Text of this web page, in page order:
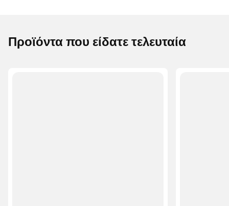
Προϊόντα που είδατε τελευταία